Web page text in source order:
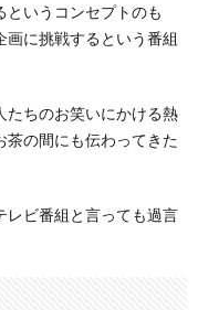
いうコンセプトのも
画に挑戦するという番組
たちのお笑いにかける熱
茶の間にも伝わってきた
レビ番組と言っても過言